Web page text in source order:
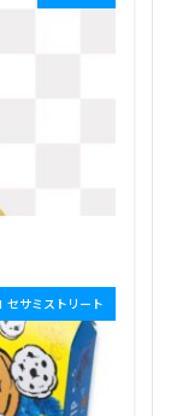
セサミストリート